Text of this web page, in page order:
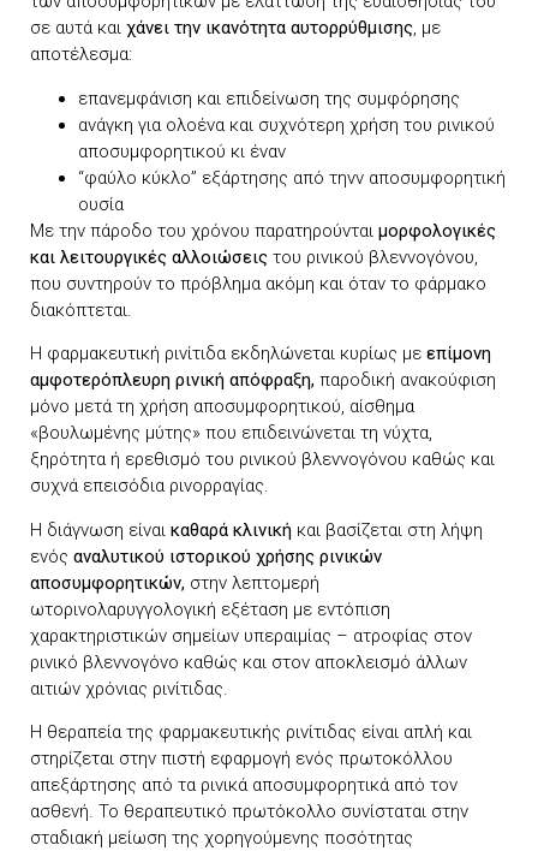
σε αυτά και χάνει την ικανότητα αυτορρύθμισης, με
αποτέλεσμα:
επανεμφάνιση και επιδείνωση της συμφόρησης
ανάγκη για ολοένα και συχνότερη χρήση του ρινικού
αποσυμφορητικού κι έναν
“φαύλο κύκλο” εξάρτησης από τηνν αποσυμφορητική
ουσία
Με την πάροδο του χρόνου παρατηρούνται μορφολογικές
και λειτουργικές αλλοιώσεις του ρινικού βλεννογόνου,
που συντηρούν το πρόβλημα ακόμη και όταν το φάρμακο
διακόπτεται.
Η φαρμακευτική ρινίτιδα εκδηλώνεται κυρίως με επίμονη
αμφοτερόπλευρη ρινική απόφραξη, παροδική ανακούφιση
μόνο μετά τη χρήση αποσυμφορητικού, αίσθημα
«βουλωμένης μύτης» που επιδεινώνεται τη νύχτα,
ξηρότητα ή ερεθισμό του ρινικού βλεννογόνου καθώς και
συχνά επεισόδια ρινορραγίας.
Η διάγνωση είναι καθαρά κλινική και βασίζεται στη λήψη
ενός αναλυτικού ιστορικού χρήσης ρινικών
αποσυμφορητικών, στην λεπτομερή
ωτορινολαρυγγολογική εξέταση με εντόπιση
χαρακτηριστικών σημείων υπεραιμίας – ατροφίας στον
ρινικό βλεννογόνο καθώς και στον αποκλεισμό άλλων
αιτιών χρόνιας ρινίτιδας.
Η θεραπεία της φαρμακευτικής ρινίτιδας είναι απλή και
στηρίζεται στην πιστή εφαρμογή ενός πρωτοκόλλου
απεξάρτησης από τα ρινικά αποσυμφορητικά από τον
ασθενή. Το θεραπευτικό πρωτόκολλο συνίσταται στην
σταδιακή μείωση της χορηγούμενης ποσότητας